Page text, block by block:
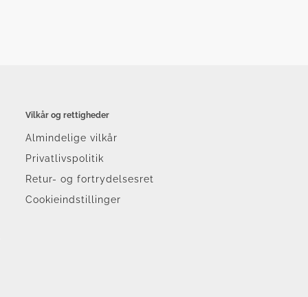
Vilkår og rettigheder
Almindelige vilkår
Privatlivspolitik
Retur- og fortrydelsesret
Cookieindstillinger